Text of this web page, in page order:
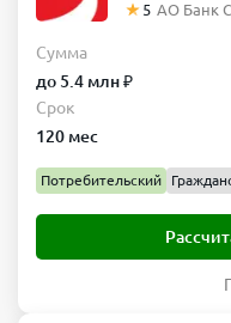
5 АО Банк
Сумма
до 5.4 млн ₽
Срок
120 мес
Потребительский